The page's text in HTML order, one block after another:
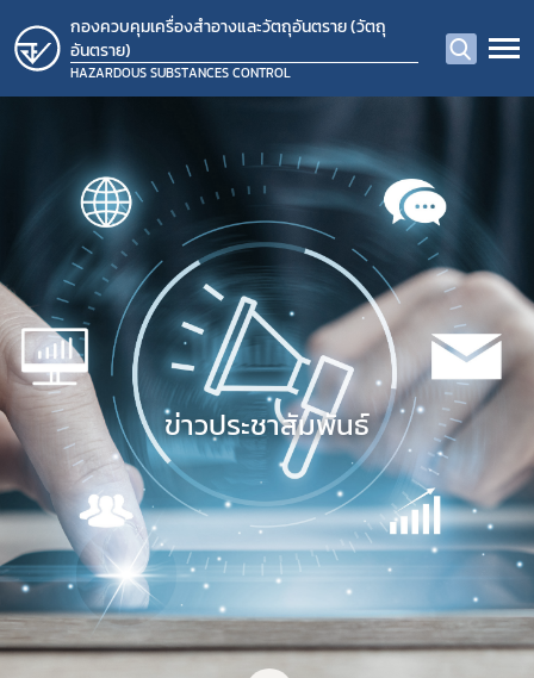
กองควบคุมเครื่องสำอางและวัตถุอันตราย (วัตถุ
อันตราย)
HAZARDOUS SUBSTANCES CONTROL
ข่าวประชาสัมพันธ์